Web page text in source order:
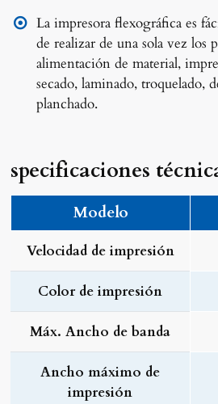
La impresora flexográfica es
de realizar de una sola vez los
alimentación de material,
secado, laminado, troquelado,
planchado.
specificaciones
Modelo
Velocidad de impresión
Color de impresión
Máx. Ancho de banda
Ancho máximo de
impresión